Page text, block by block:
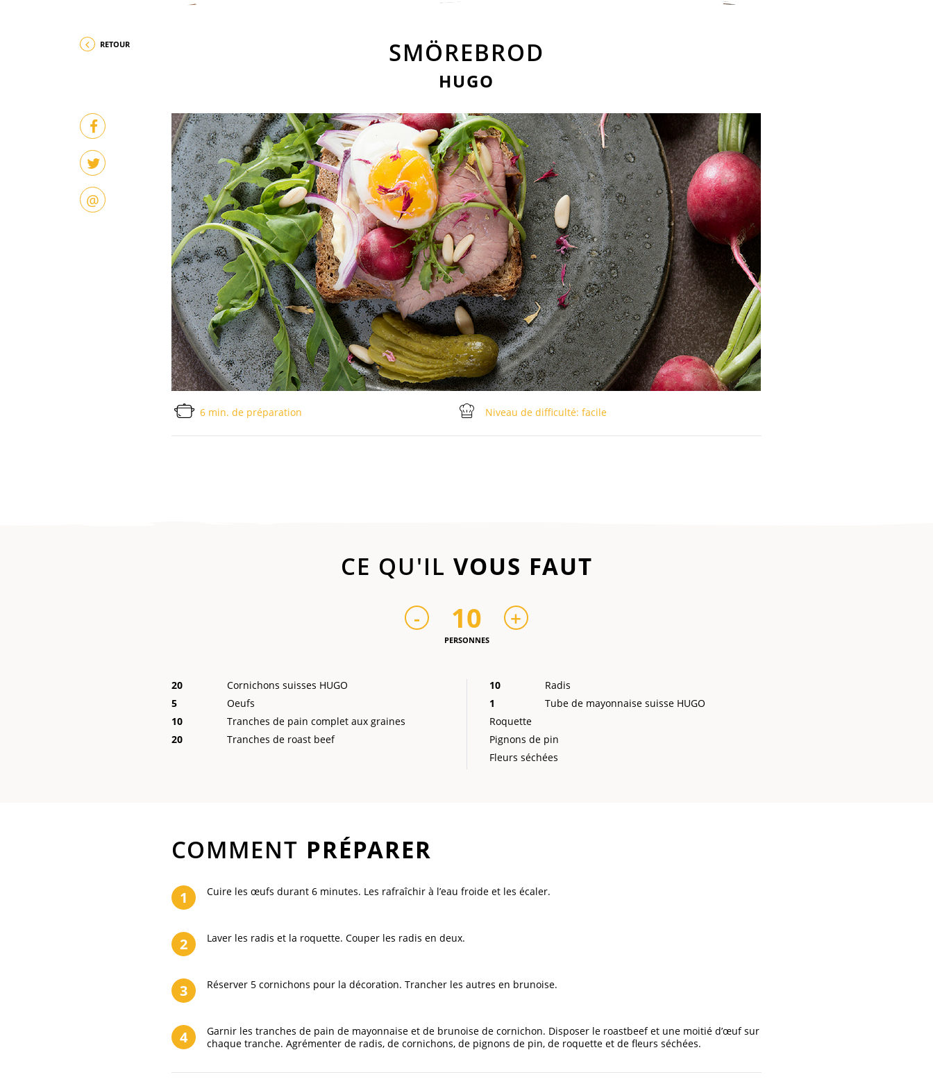
RETOUR SMÖREBROD
HUGO
@
6 min. de préparation Niveau de difficulté: facile
CE QU'IL VOUS FAUT
- 10 +
PERSONNES
20
Cornichons suisses HUGO
5
Oeufs
10
Tranches de pain complet aux graines
20
Tranches de roast beef
10
Radis
1
Tube de mayonnaise suisse HUGO
Roquette
Pignons de pin
Fleurs séchées
COMMENT PRÉPARER
1 Cuire les œufs durant 6 minutes. Les rafraîchir à l’eau froide et les écaler.
2 Laver les radis et la roquette. Couper les radis en deux.
3 Réserver 5 cornichons pour la décoration. Trancher les autres en brunoise.
4
Garnir les tranches de pain de mayonnaise et de brunoise de cornichon. Disposer le roastbeef et une moitié d’œuf sur
chaque tranche. Agrémenter de radis, de cornichons, de pignons de pin, de roquette et de fleurs séchées.